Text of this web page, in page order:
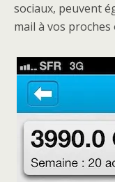
sociaux, peuvent
mail à vos